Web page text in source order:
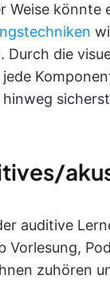
Weise könnte
Durch die
hinweg
auditive
Vorlesung,
zuhören